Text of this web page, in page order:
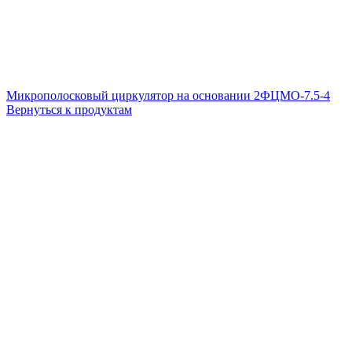
Микрополосковый циркулятор на основании 2ФЦМО-7.5-4
Вернуться к продуктам